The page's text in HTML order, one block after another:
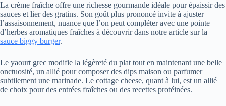
La crème fraîche offre une richesse gourmande idéale pour épaissir des
sauces et lier des gratins. Son goût plus prononcé invite à ajuster
l’assaisonnement, nuance que l’on peut compléter avec une pointe
d’herbes aromatiques fraîches à découvrir dans notre article sur la
sauce biggy burger.
Le yaourt grec modifie la légèreté du plat tout en maintenant une belle
onctuosité, un allié pour composer des dips maison ou parfumer
subtilement une marinade. Le cottage cheese, quant à lui, est un allié
de choix pour des entrées fraîches ou des recettes protéinées.